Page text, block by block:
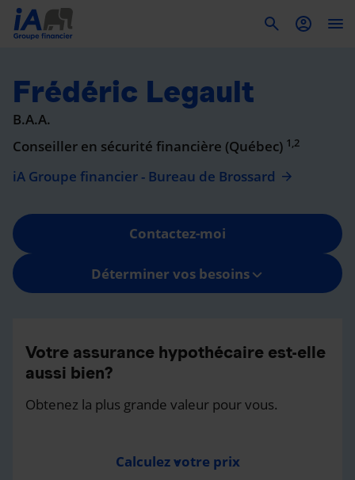
Frédéric Legault
B.A.A.
Conseiller en sécurité financière (Québec) 1,2
iA Groupe financier - Bureau de Brossard
Contactez-moi
Déterminer vos besoins
Votre assurance hypothécaire est-elle
aussi bien?
Obtenez la plus grande valeur pour vous.
Calculez votre prix